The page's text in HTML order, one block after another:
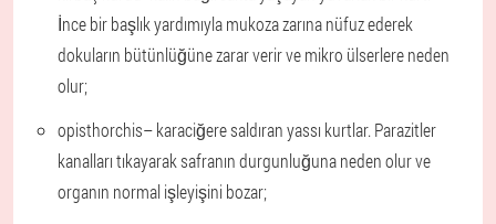
İnce bir başlık yardımıyla mukoza zarına nüfuz ederek
dokuların bütünlüğüne zarar verir ve mikro ülserlere neden
olur;
opisthorchis– karaciğere saldıran yassı kurtlar. Parazitler
kanalları tıkayarak safranın durgunluğuna neden olur ve
organın normal işleyişini bozar;